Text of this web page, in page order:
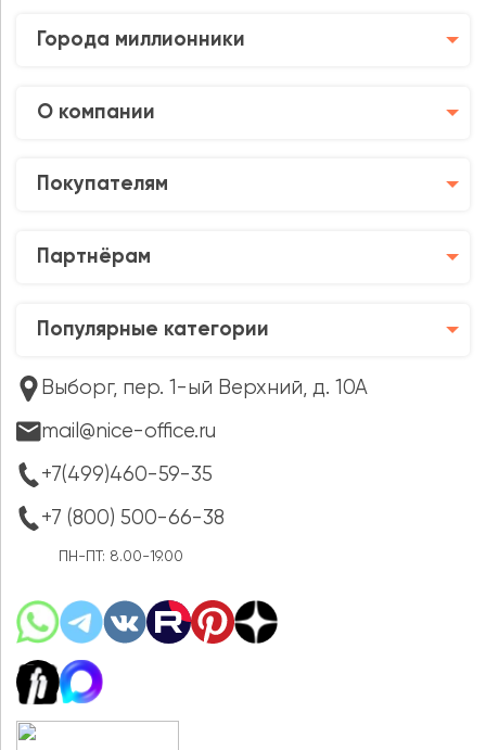
Города миллионники
О компании
Покупателям
Партнёрам
Популярные категории
Выборг, пер. 1-ый Верхний, д. 10А
mail@nice-office.ru
+7(499)460-59-35
+7 (800) 500-66-38
ПН-ПТ: 8.00-19.00